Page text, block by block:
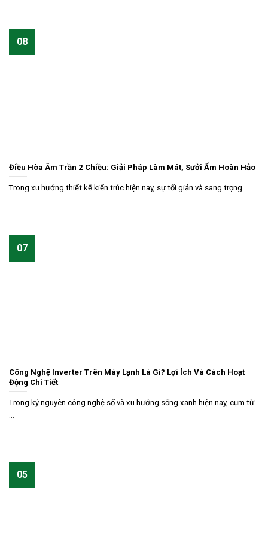
Điều Hòa Âm Trần 2 Chiều: Giải Pháp Làm Mát, Sưởi Ấm Hoàn Hảo
Trong xu hướng thiết kế kiến trúc hiện nay, sự tối giản và sang trọng ...
08
Công Nghệ Inverter Trên Máy Lạnh Là Gì? Lợi Ích Và Cách Hoạt
Động Chi Tiết
Trong kỷ nguyên công nghệ số và xu hướng sống xanh hiện nay, cụm từ
07
05